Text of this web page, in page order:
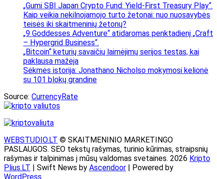
„Gumi SBI Japan Crypto Fund: Yield-First Treasury Play“.
Kaip veikia nekilnojamojo turto žetonai: nuo nuosavybės
teisės iki skaitmeninių žetonų?
„9 Goddesses Adventure“ atidaromas penktadienį „Craft
– Hypergrid Business“.
„Bitcoin“ keturių savaičių laimėjimų serijos testas, kai
paklausa mažėja
Sėkmės istorija: Jonathano Nicholso mokymosi kelionė
su 101 blokų grandine
Source: CurrencyRate
WEBSTUDIO.LT © SKAITMENINIO MARKETINGO
PASLAUGOS. SEO tekstų rašymas, turinio kūrimas, straipsnių
rašymas ir talpinimas į mūsų valdomas svetaines. 2026 Kripto
Plius.LT | Swift News by Ascendoor | Powered by
WordPress.